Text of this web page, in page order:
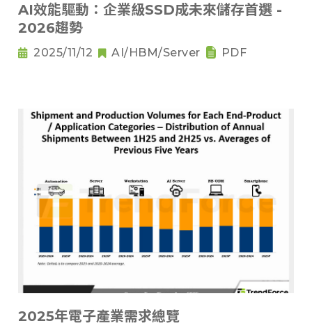
AI效能驅動：企業級SSD成未來儲存首選 -
2026趨勢
2025/11/12 AI/HBM/Server PDF
2025年電子產業需求總覽